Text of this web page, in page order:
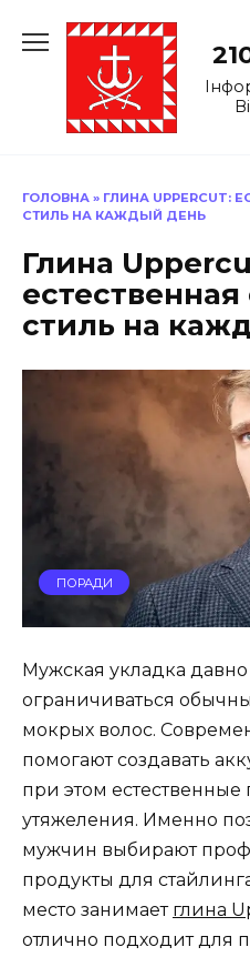
до
ГОЛОВНА » ГЛИНА UPPERCUT:
СТИЛЬ НА КАЖДЫЙ ДЕНЬ
Глина
стиль на
ПОРАДИ
Мужская укладка давно
ограничиваться
мокрых волос.
помогают создавать
при этом естественные
утяжеления. Именно
мужчин выбирают
продукты для
место занимает глина
отлично подходит для